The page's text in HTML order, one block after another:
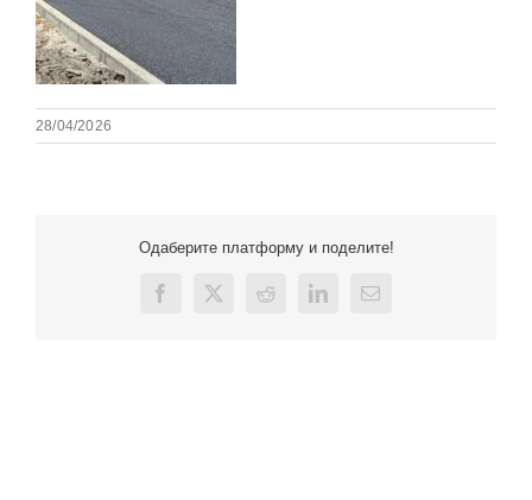
28/04/2026
Одаберите платформу и поделите!
Facebook
X Reddit LinkedInEmail